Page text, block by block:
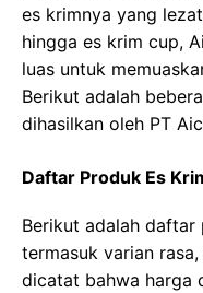
es krimnya yang
hingga es krim cup,
luas untuk
Berikut adalah
dihasilkan oleh PT
Daftar Produk Es
Berikut adalah daftar
termasuk varian
dicatat bahwa harga